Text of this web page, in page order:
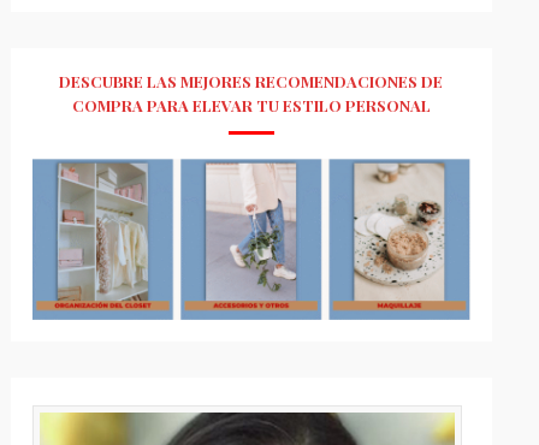
DESCUBRE LAS MEJORES RECOMENDACIONES DE
COMPRA PARA ELEVAR TU ESTILO PERSONAL